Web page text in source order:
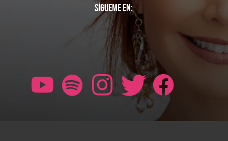
Sígueme en: